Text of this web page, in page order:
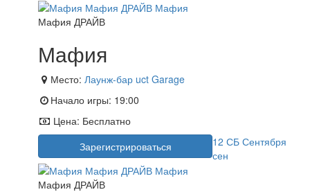
Мафия ДРАЙВ
Мафия
Место: Лаунж-бар uct Garage
Начало игры: 19:00
Цена: Бесплатно
Зарегистрироваться
12 СБ Сентября
сен
Мафия ДРАЙВ